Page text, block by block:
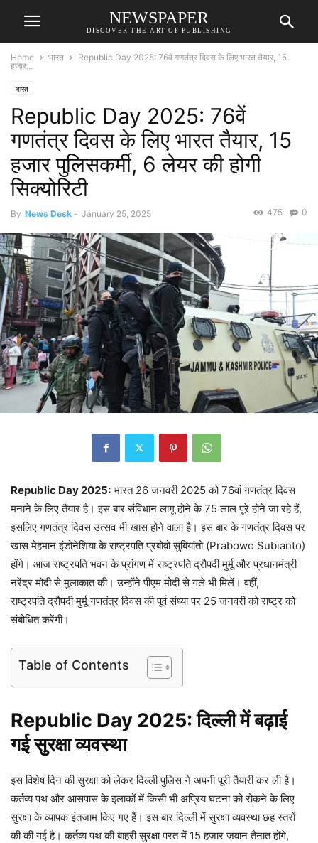
NEWSPAPER
DISCOVER THE ART OF PUBLISHING
Home भारत
Republic Day 2025: 76वें गणतंत्र दिवस के लिए भारत तैयार, 15
हजार...
भारत
Republic Day 2025: 76वें
गणतंत्र दिवस के लिए भारत तैयार, 15
हजार पुलिसकर्मी, 6 लेयर की होगी
सिक्योरिटी
By News Desk - January 25, 2025 0
475
Republic Day 2025: भारत 26 जनवरी 2025 को 76वां गणतंत्र दिवस
मनाने के लिए तैयार है। इस बार संविधान लागू होने के 75 लाल पूरे होने जा रहे हैं,
इसलिए गणतंत्र दिवस उत्सव भी खास होने वाला है। इस बार के गणतंत्र दिवस पर
खास मेहमान इंडोनेशिया के राष्ट्रपति प्रबोवो सुबियांतो (Prabowo Subianto)
होंगे। आज राष्ट्रपति भवन के प्रांगण में राष्ट्रपति द्रौपदी मुर्मू और प्रधानमंत्री
नरेंद्र मोदी से मुलाकात की। उन्होंने पीएम मोदी से गले भी मिलें। वहीं,
राष्ट्रपति द्रौपदी मुर्मू गणतंत्र दिवस की पूर्व संध्या पर 25 जनवरी को राष्ट्र को
संबोधित करेंगी।
Table of Contents
Republic Day 2025: दिल्ली में बढ़ाई
गई सुरक्षा व्यवस्था
इस विशेष दिन की सुरक्षा को लेकर दिल्ली पुलिस ने अपनी पूरी तैयारी कर ली है।
कर्तव्य पथ और आसपास के इलाकों में किसी भी अप्रिय घटना को रोकने के लिए
सुरक्षा के व्यापक इंतजाम किए गए हैं। इस बार दिल्ली में सुरक्षा व्यवस्था छह स्तरों
की की गई है। कर्तव्य पथ की बाहरी सुरक्षा परत में 15 हजार जवान तैनात होंगे,